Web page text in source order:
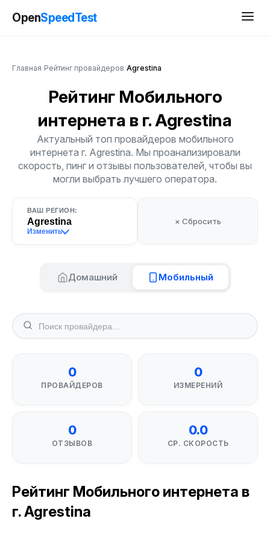
OpenSpeedTest
Главная Рейтинг провайдеров Agrestina
Рейтинг Мобильного
интернета в г. Agrestina
Актуальный топ провайдеров мобильного
интернета г. Agrestina. Мы проанализировали
скорость, пинг и отзывы пользователей, чтобы вы
могли выбрать лучшего оператора.
ВАШ РЕГИОН:
Agrestina
Изменить
× Сбросить
Домашний Мобильный
0
ПРОВАЙДЕРОВ
0
ИЗМЕРЕНИЙ
0
ОТЗЫВОВ
0.0
СР. СКОРОСТЬ
Рейтинг Мобильного интернета в
г. Agrestina